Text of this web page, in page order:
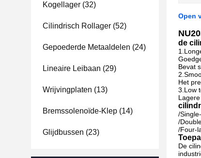
Kogellager (32)
Cilindrisch Rollager (52)
Gepoederde Metaaldelen (24)
Lineaire Leibaan (29)
Wrijvingplaten (13)
Bremssolenoïde-Klep (14)
Glijdbussen (23)
Open
de
Bevat
Het
3.Low
/
/
/Four-
De